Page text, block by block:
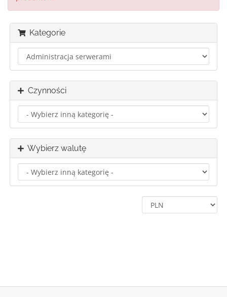
Kategorie
Czynności
Wybierz walutę